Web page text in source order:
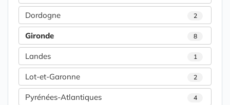
Dordogne 2
Gironde 8
Landes 1
Lot-et-Garonne 2
Pyrénées-Atlantiques 4